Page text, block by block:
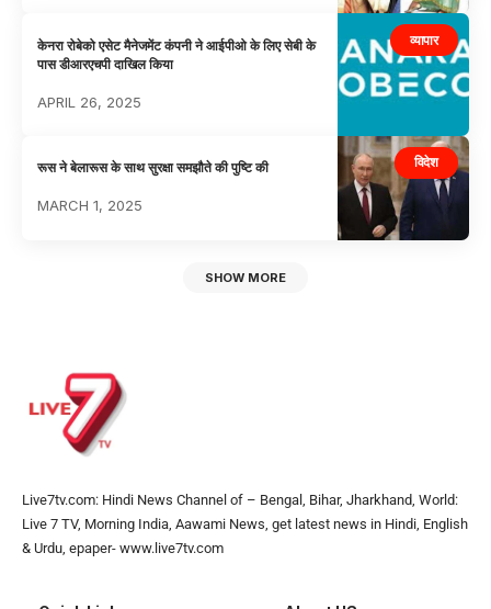
व्यापार
केनरा रोबेको एसेट मैनेजमेंट कंपनी ने आईपीओ के लिए सेबी के
पास डीआरएचपी दाखिल किया
APRIL 26, 2025
विदेश
रूस ने बेलारूस के साथ सुरक्षा समझौते की पुष्टि की
MARCH 1, 2025
SHOW MORE
Live7tv.com: Hindi News Channel of – Bengal, Bihar, Jharkhand, World:
Live 7 TV, Morning India, Aawami News, get latest news in Hindi, English
& Urdu, epaper- www.live7tv.com